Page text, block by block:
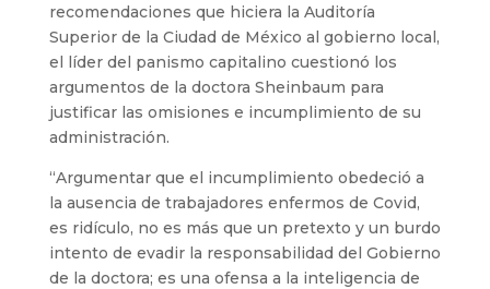
recomendaciones que hiciera la Auditoría
Superior de la Ciudad de México al gobierno local,
el líder del panismo capitalino cuestionó los
argumentos de la doctora Sheinbaum para
justificar las omisiones e incumplimiento de su
administración.
“Argumentar que el incumplimiento obedeció a
la ausencia de trabajadores enfermos de Covid,
es ridículo, no es más que un pretexto y un burdo
intento de evadir la responsabilidad del Gobierno
de la doctora; es una ofensa a la inteligencia de